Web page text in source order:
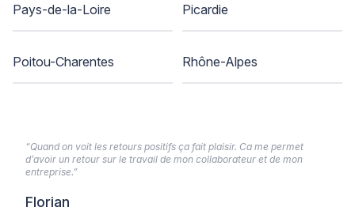
Pays-de-la-Loire Picardie
Poitou-Charentes Rhône-Alpes
“Quand on voit les retours positifs ça fait plaisir. Ca me permet
d’avoir un retour sur le travail de mon collaborateur et de mon
entreprise.”
Florian